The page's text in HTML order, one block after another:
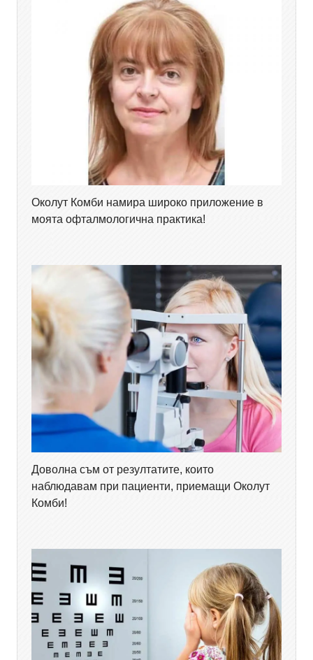
Околут Комби намира широко приложение в
моята офталмологична практика!
Доволна съм от резултатите, които
наблюдавам при пациенти, приемащи Околут
Комби!